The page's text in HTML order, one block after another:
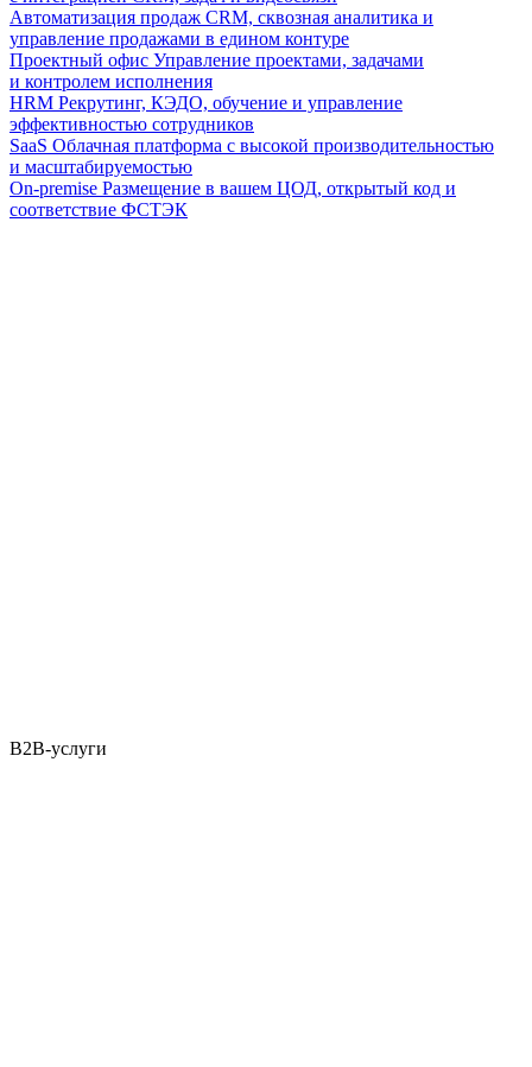
Автоматизация продаж CRM, сквозная аналитика и
управление продажами в едином контуре
Проектный офис Управление проектами, задачами
и контролем исполнения
HRM Рекрутинг, КЭДО, обучение и управление
эффективностью сотрудников
SaaS Облачная платформа с высокой производительностью
и масштабируемостью
On-premise Размещение в вашем ЦОД, открытый код и
соответствие ФСТЭК
B2B-услуги